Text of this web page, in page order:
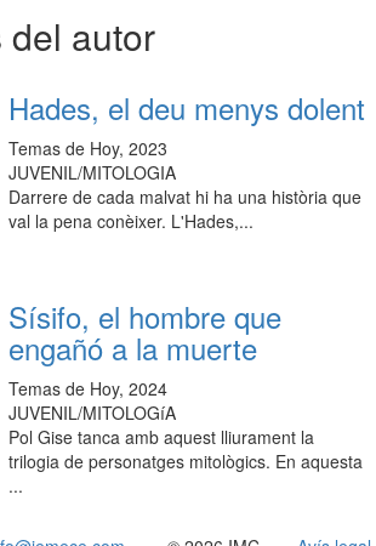
del autor
Hades, el deu menys dolent
Temas de Hoy, 2023
JUVENIL/MITOLOGIA
Darrere de cada malvat hi ha una història que
val la pena conèixer. L'Hades,...
Sísifo, el hombre que
engañó a la muerte
Temas de Hoy, 2024
JUVENIL/MITOLOGíA
Pol Gise tanca amb aquest lliurament la
trilogia de personatges mitològics. En aquesta
...